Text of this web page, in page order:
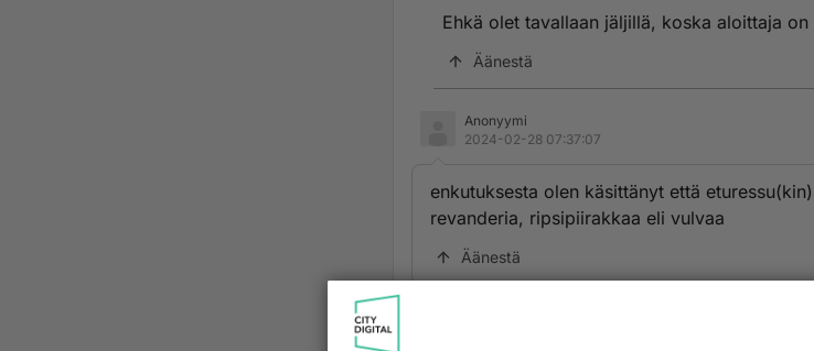
Ehkä olet tavallaan jäljillä, koska aloittaja on
Äänestä
Anonyymi
2024-02-28 07:37:07
enkutuksesta olen käsittänyt että
revanderia, ripsipiirakkaa eli vulvaa
Äänestä